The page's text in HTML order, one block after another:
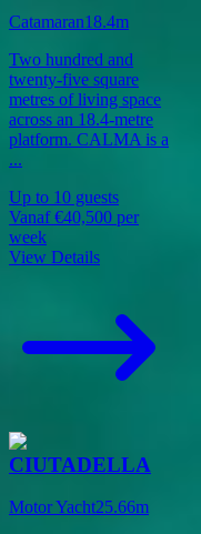
Catamaran18.4m
Two hundred and
twenty-five square
metres of living space
across an 18.4-metre
platform. CALMA is a
...
Up to 10 guests
Vanaf €40,500 per
week
View Details
CIUTADELLA
Motor Yacht25.66m